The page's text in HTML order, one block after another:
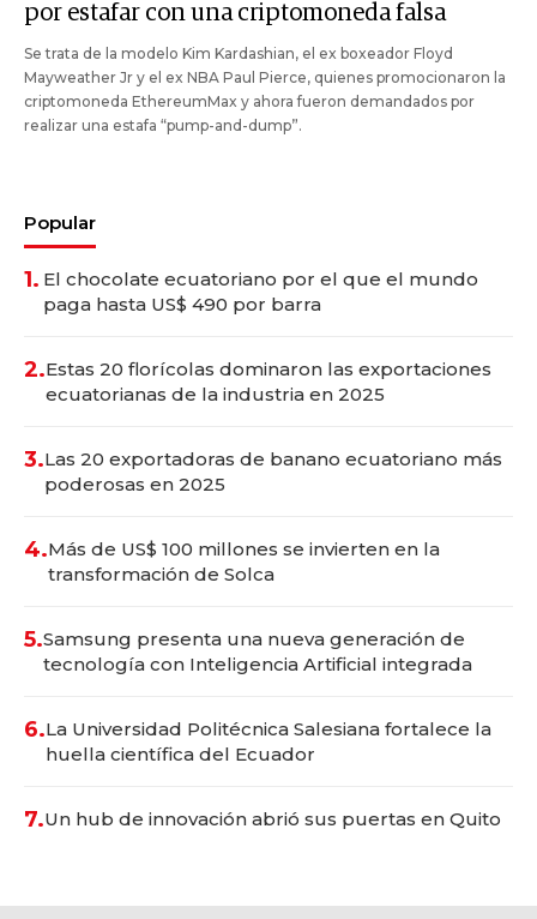
por estafar con una criptomoneda falsa
Se trata de la modelo Kim Kardashian, el ex boxeador Floyd
Mayweather Jr y el ex NBA Paul Pierce, quienes promocionaron la
criptomoneda EthereumMax y ahora fueron demandados por
realizar una estafa “pump-and-dump”.
Popular
1. El chocolate ecuatoriano por el que el mundo
paga hasta US$ 490 por barra
2.Estas 20 florícolas dominaron las exportaciones
ecuatorianas de la industria en 2025
3.Las 20 exportadoras de banano ecuatoriano más
poderosas en 2025
4.Más de US$ 100 millones se invierten en la
transformación de Solca
5.Samsung presenta una nueva generación de
tecnología con Inteligencia Artificial integrada
6.La Universidad Politécnica Salesiana fortalece la
huella científica del Ecuador
7.Un hub de innovación abrió sus puertas en Quito